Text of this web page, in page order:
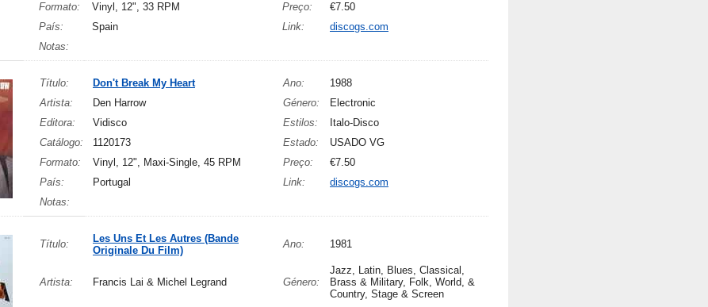
Formato:
Vinyl, 12", 33 RPM Preço:
€7.50
País:
Spain Link:
discogs.com
Notas:
Título: Don't Break My Heart Ano:
1988
Artista:
Den Harrow Género:
Electronic
Editora:
Vidisco Estilos:
Italo-Disco
Catálogo:
1120173 Estado:
USADO VG
Formato:
Vinyl, 12", Maxi-Single, 45 RPM Preço:
€7.50
País:
Portugal Link:
discogs.com
Notas:
Título:
Les Uns Et Les Autres (Bande
Originale Du Film)
Ano: 1981
Artista: Francis Lai & Michel Legrand Género:
Jazz, Latin, Blues, Classical,
Brass & Military, Folk, World, &
Country, Stage & Screen